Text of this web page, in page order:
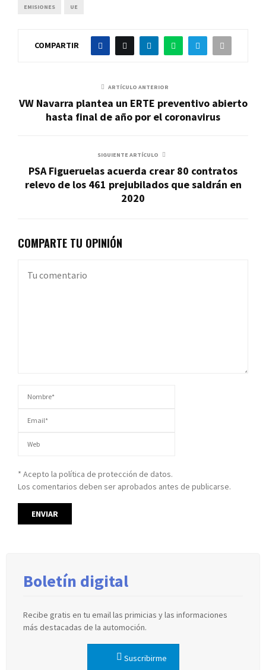
EMISIONES UE
COMPARTIR
ARTÍCULO ANTERIOR
VW Navarra plantea un ERTE preventivo abierto
hasta final de año por el coronavirus
SIGUIENTE ARTÍCULO
PSA Figueruelas acuerda crear 80 contratos
relevo de los 461 prejubilados que saldrán en
2020
COMPARTE TU OPINIÓN
* Acepto la política de protección de datos.
Los comentarios deben ser aprobados antes de publicarse.
Boletín digital
Recibe gratis en tu email las primicias y las informaciones
más destacadas de la automoción.
Suscribirme